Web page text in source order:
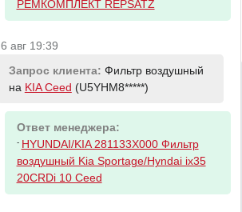
РЕМКОМПЛЕКТ REPSATZ
6 авг 19:39
Запрос клиента: Фильтр воздушный
на KIA Ceed (U5YHM8*****)
Ответ менеджера:
- HYUNDAI/KIA 281133X000 Фильтр
воздушный Kia Sportage/Hyndai ix35
20CRDi 10 Ceed